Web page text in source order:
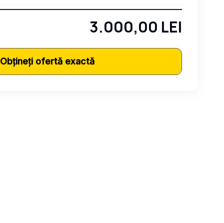
3.000,00 LEI
Obțineți ofertă exactă